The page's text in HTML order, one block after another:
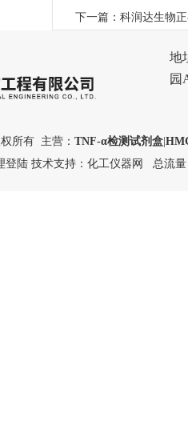
下一篇： 科润达生物
地
园
所有 主营： TNF-α检测试剂盒
登陆 技术支持： 化工仪器网 总流量